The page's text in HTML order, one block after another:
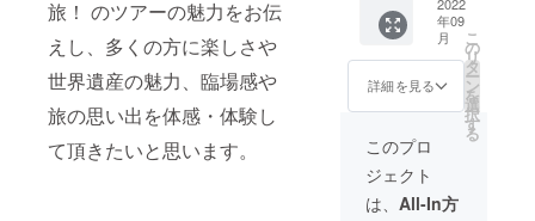
旅！ のツアーの魅力をお伝
えし、多くの方に楽しさや
世界遺産の魅力、臨場感や
旅の思い出を体感・体験し
て頂きたいと思います。
時間 ・
メール
等で事
合わせ
（日
間・エ
どのご
希望を
８月末
切ツ
アー詳
細～ ・
地：イ
ア・ベ
トナ
は事前
にメー
ルにて
ご相談
させて
（日
程、ご
希望エ
リア・
ア、韓
国の６
か国２
６か
所、四
やその
日その
瞬間を
お楽し
つだ
け！リ
アル野
球盤へ
の１回
参加券
・世界
遺産を
見るよ
りも、
体を動
年09
月
詳細を見る
こ
の
リ
タ
ー
ン
を
選
択
す
る
このプロ
ジェクト
は、 All-In方